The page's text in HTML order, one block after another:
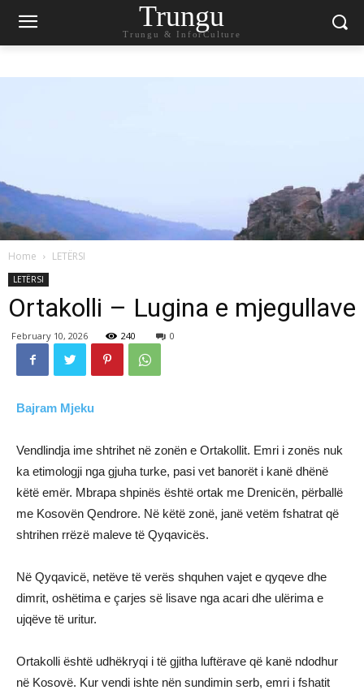
Trungu
Trungu & InforCulture
Home LETËRSI
LETËRSI
Ortakolli – Lugina e mjegullave
February 10, 2026 240 0
Bajram Mjeku
Vendlindja ime shtrihet në zonën e Ortakollit. Emri i zonës nuk
ka etimologji nga gjuha turke, pasi vet banorët i kanë dhënë
këtë emër. Mbrapa shpinës është ortak me Drenicën, përballë
me Kosovën Qendrore. Në këtë zonë, janë vetëm fshatrat që
shtrihen rrëzë maleve të Qyqavicës.
Në Qyqavicë, netëve të verës shquhen vajet e qyqeve dhe
dimrit, oshëtima e çarjes së lisave nga acari dhe ulërima e
ujqëve të uritur.
Ortakolli është udhëkryqi i të gjitha luftërave që kanë ndodhur
në Kosovë. Kur vendi ishte nën sundimin serb, emri i fshatit